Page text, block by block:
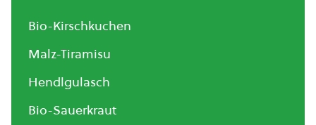
Bio-Kirschkuchen
Malz-Tiramisu
Hendlgulasch
Bio-Sauerkraut